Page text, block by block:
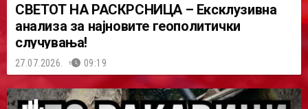
СВЕТОТ НА РАСКРСНИЦА – Ексклузивна
анализа за најновите геополитички
случувања!
27.07.2026. 09:19